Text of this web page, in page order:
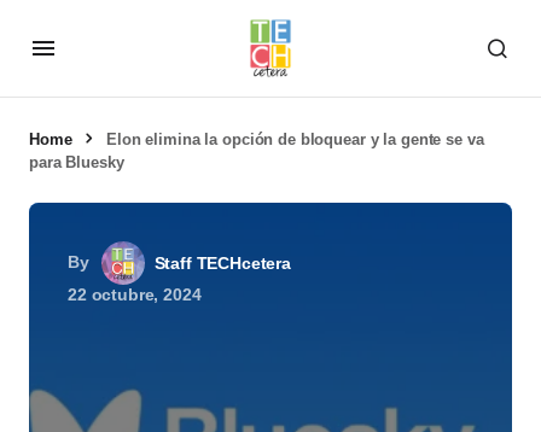
Home
Elon elimina la opción de bloquear y la gente se va
para Bluesky
By
Staff TECHcetera
22 octubre, 2024